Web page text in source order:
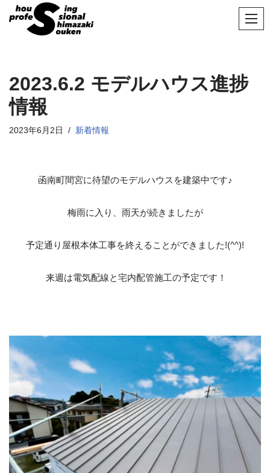
ン
ツ
へ
ス
キ
2023.6.2 モデルハウス進捗
情報
2023年6月2日 新着情報
函南町間宮に待望のモデルハウスを建築中です♪
梅雨に入り、雨天が続きましたが
予定通り屋根本体工事を終えることができました!(^^)!
来週は電気配線と宅内配管施工の予定です！